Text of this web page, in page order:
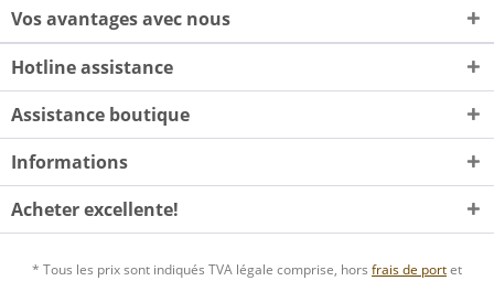
Vos avantages avec nous
Hotline assistance
Assistance boutique
Informations
Acheter excellente!
* Tous les prix sont indiqués TVA légale comprise, hors frais de portet